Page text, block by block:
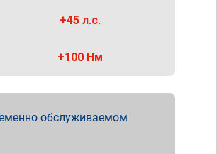
+45 л.с.
+100 Нм
обслуживаемом